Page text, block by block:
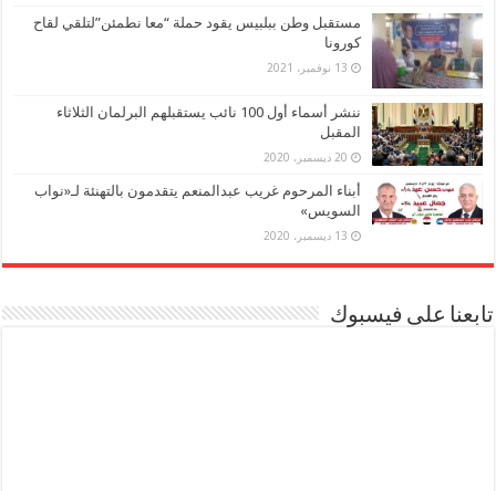
مستقبل وطن ببلبيس يقود حملة “معا نطمئن”لتلقي لقاح
كورونا
13 نوفمبر، 2021
ننشر أسماء أول 100 نائب يستقبلهم البرلمان الثلاثاء
المقبل
20 ديسمبر، 2020
أبناء المرحوم غريب عبدالمنعم يتقدمون بالتهنئة لـ«نواب
السويس»
13 ديسمبر، 2020
تابعنا على فيسبوك